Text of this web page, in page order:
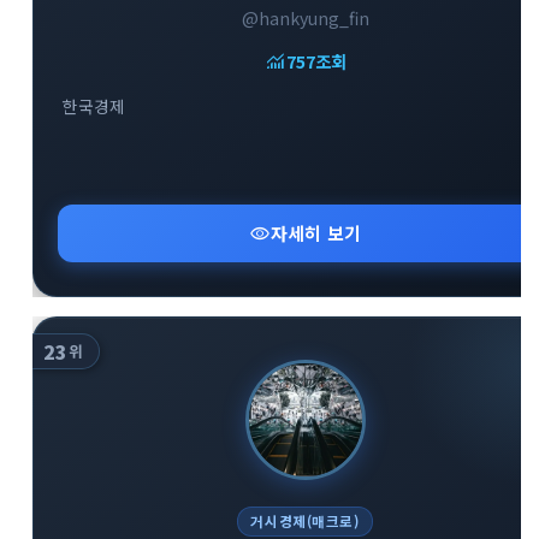
@hankyung_fin
monitoring758조회
한국경제
visibility자세히 보기
23 위
거시경제(매크로)
다운로드
활용팁 스티커 보안
채널·봇